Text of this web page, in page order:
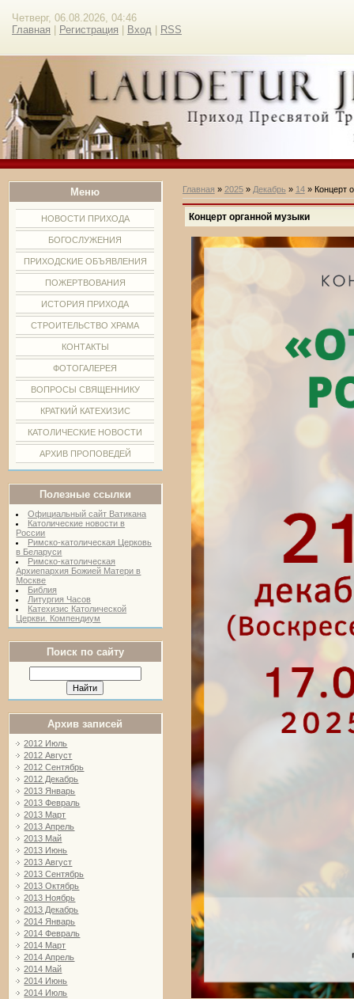
Четверг, 06.08.2026, 04:46
Главная
Регистрация Вход RSS
Меню
НОВОСТИ ПРИХОДА
БОГОСЛУЖЕНИЯ
ПРИХОДСКИЕ ОБЪЯВЛЕНИЯ
ПОЖЕРТВОВАНИЯ
ИСТОРИЯ ПРИХОДА
СТРОИТЕЛЬСТВО ХРАМА
КОНТАКТЫ
ФОТОГАЛЕРЕЯ
ВОПРОСЫ СВЯЩЕННИКУ
КРАТКИЙ КАТЕХИЗИС
КАТОЛИЧЕСКИЕ НОВОСТИ
АРХИВ ПРОПОВЕДЕЙ
Полезные ссылки
Официальный сайт Ватикана
Католические новости в
России
Римско-католическая Церковь
в Беларуси
Римско-католическая
Архиепархия Божией Матери в
Москве
Библия
Литургия Часов
Катехизис Католической
Церкви. Компендиум
Поиск по сайту
Архив записей
2012 Июль
2012 Август
2012 Сентябрь
2012 Декабрь
2013 Январь
2013 Февраль
2013 Март
2013 Апрель
2013 Май
2013 Июнь
2013 Август
2013 Сентябрь
2013 Октябрь
2013 Ноябрь
2013 Декабрь
2014 Январь
2014 Февраль
2014 Март
2014 Апрель
2014 Май
2014 Июнь
2014 Июль
Главная » 2025 » Декабрь » 14» Концерт
Концерт органной музыки